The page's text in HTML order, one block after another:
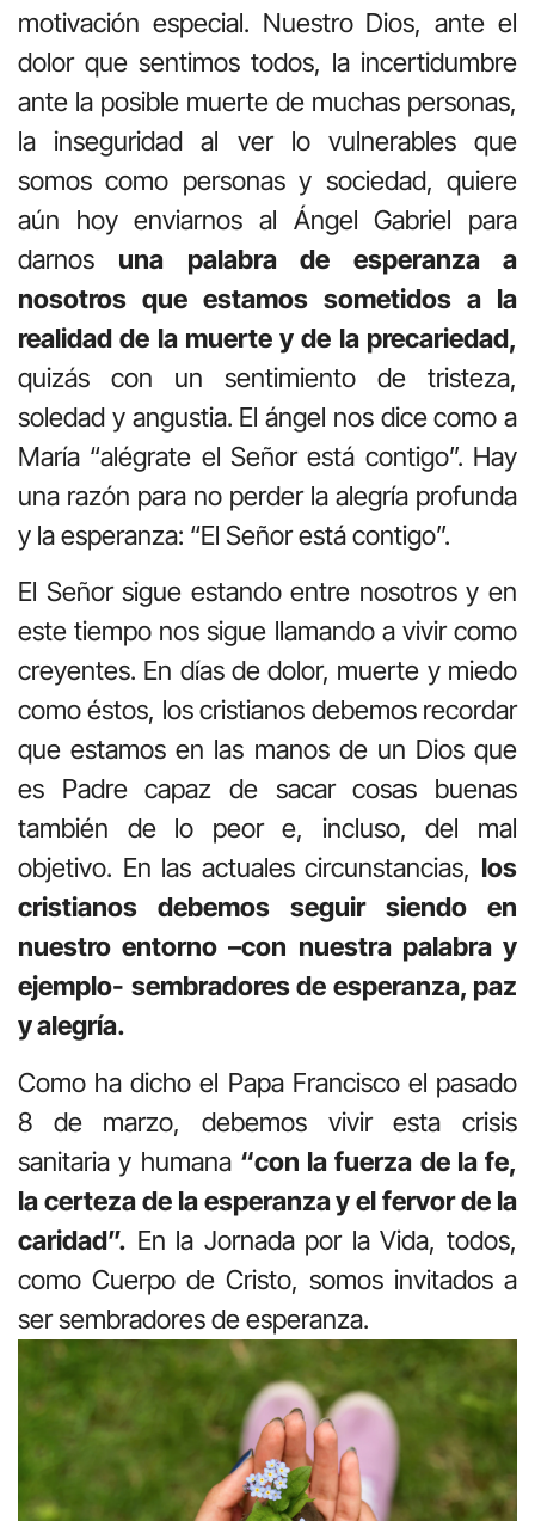
motivación especial. Nuestro Dios, ante el
dolor que sentimos todos, la incertidumbre
ante la posible muerte de muchas personas,
la inseguridad al ver lo vulnerables que
somos como personas y sociedad, quiere
aún hoy enviarnos al Ángel Gabriel para
darnos una palabra de esperanza a
nosotros que estamos sometidos a la
realidad de la muerte y de la precariedad,
quizás con un sentimiento de tristeza,
soledad y angustia. El ángel nos dice como a
María “alégrate el Señor está contigo”. Hay
una razón para no perder la alegría profunda
y la esperanza: “El Señor está contigo”.
El Señor sigue estando entre nosotros y en
este tiempo nos sigue llamando a vivir como
creyentes. En días de dolor, muerte y miedo
como éstos, los cristianos debemos recordar
que estamos en las manos de un Dios que
es Padre capaz de sacar cosas buenas
también de lo peor e, incluso, del mal
objetivo. En las actuales circunstancias, los
cristianos debemos seguir siendo en
nuestro entorno –con nuestra palabra y
ejemplo- sembradores de esperanza, paz
y alegría.
Como ha dicho el Papa Francisco el pasado
8 de marzo, debemos vivir esta crisis
sanitaria y humana “con la fuerza de la fe,
la certeza de la esperanza y el fervor de la
caridad”. En la Jornada por la Vida, todos,
como Cuerpo de Cristo, somos invitados a
ser sembradores de esperanza.